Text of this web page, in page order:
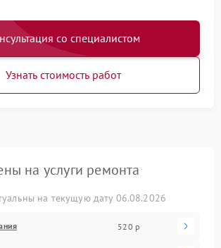
со специалистом
Узнать стоимость работ
на услуги ремонта
на текущую дату 06.08.2026
520 р